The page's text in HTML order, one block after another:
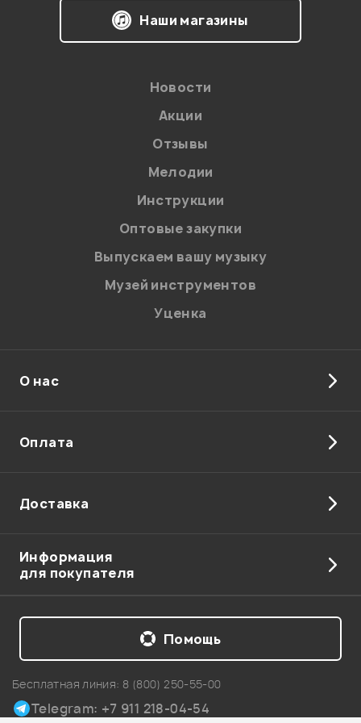
на обработку персональных данных в
Политикой в отношении обработки
персональных данных.
Введите проверочное число:
Отправить
Наши магазины
Новости
Акции
Отзывы
Мелодии
Инструкции
Оптовые закупки
Выпускаем вашу музыку
Музей инструментов
Уценка
О нас
Оплата
Доставка
Информация
для покупателя
Бесплатная линия: 8 (800) 250-55-00
Telegram: +7 911 218-04-54
Помощь